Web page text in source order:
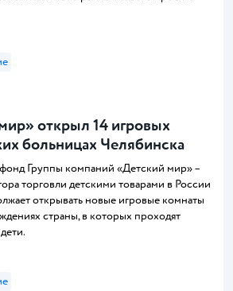
открыл 14 игровых
больницах Челябинска
Группы компаний «Детский мир» –
торговли детскими товарами в России
открывать новые игровые комнаты
страны, в которых проходят